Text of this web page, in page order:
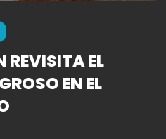
REVISITA EL
EN EL